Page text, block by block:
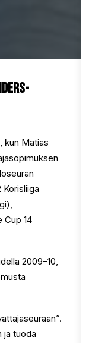
kun Matias
Cup 14
2009–10,
ja tuoda